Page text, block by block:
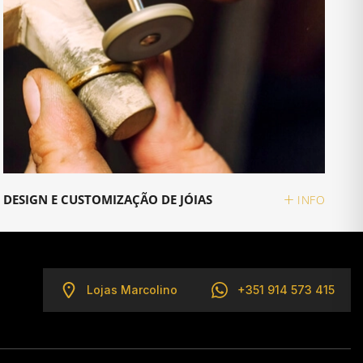
DESIGN E CUSTOMIZAÇÃO DE JÓIAS INFO
Lojas Marcolino +351 914 573 415